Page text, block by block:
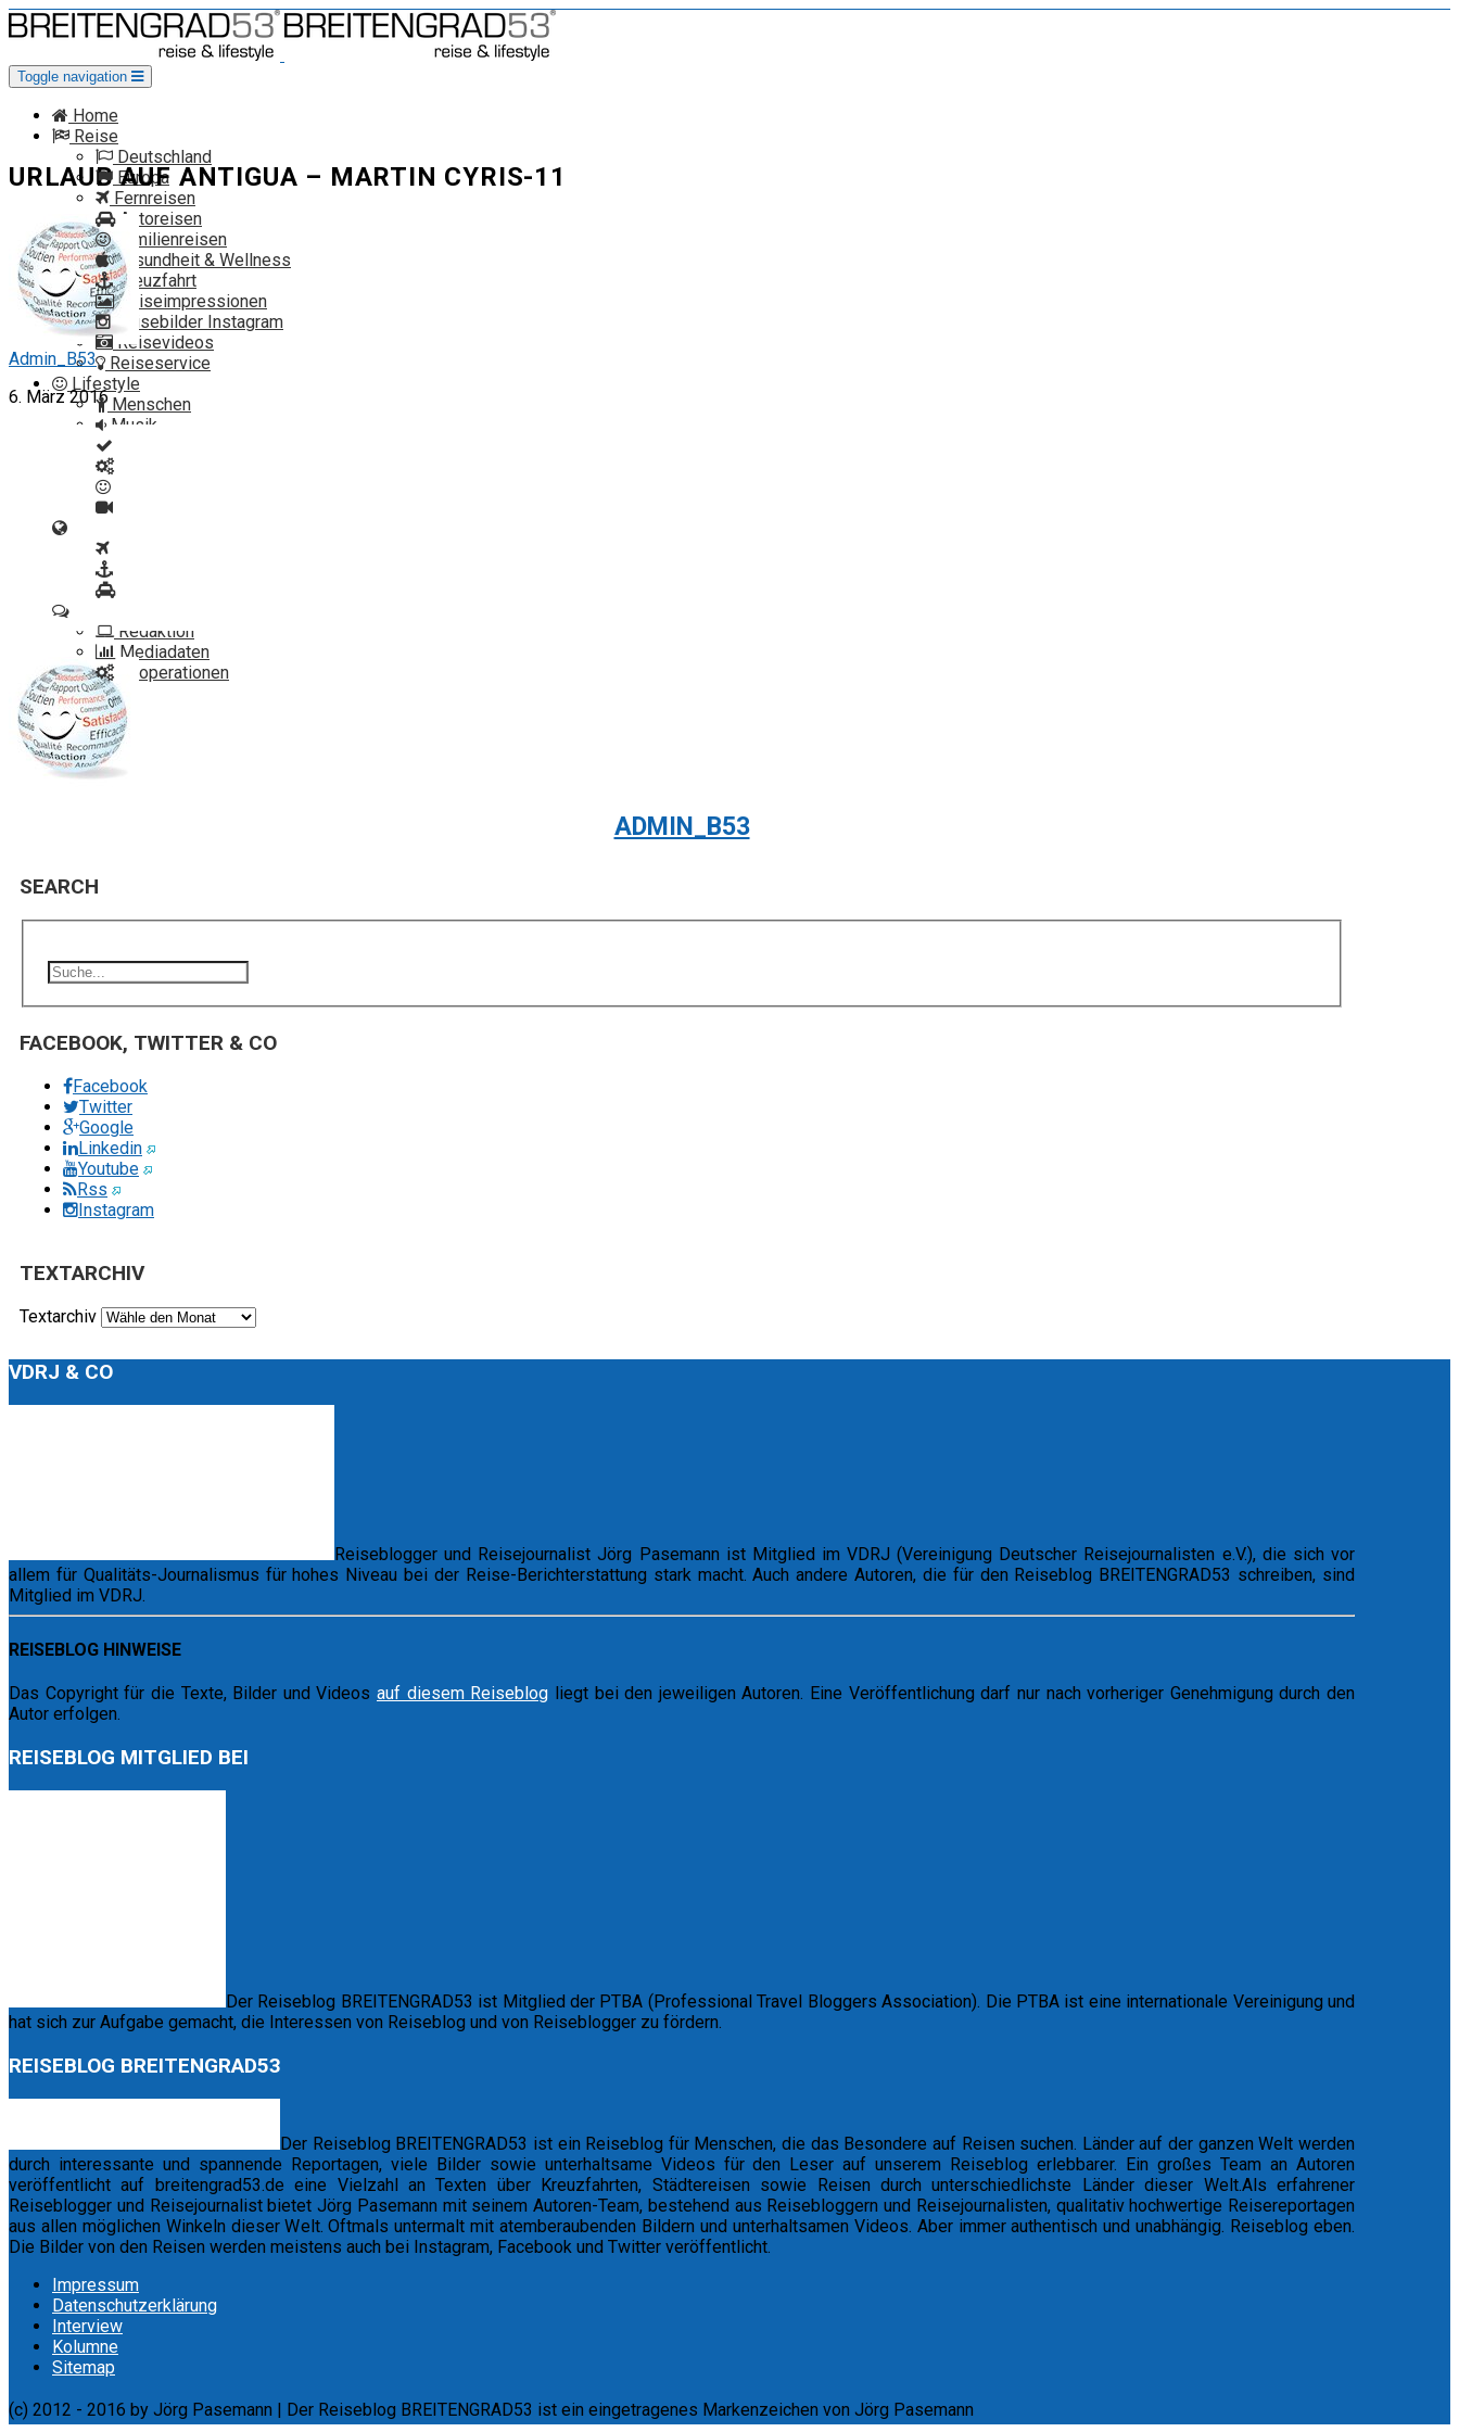
Toggle navigation
Home
Reise
Deutschland
Europa
Fernreisen
Autoreisen
Familienreisen
Gesundheit & Wellness
Kreuzfahrt
Reiseimpressionen
Reisebilder Instagram
Reisevideos
Reiseservice
Lifestyle
Menschen
Musik
Auto-News
Redaktion
Mediadaten
Kooperationen
URLAUB AUF ANTIGUA – MARTIN CYRIS-11
Admin_B53
6. März 2016
ADMIN_B53
SEARCH
FACEBOOK, TWITTER & CO
Facebook
Twitter
Google
Linkedin
Youtube
Rss
Instagram
TEXTARCHIV
Textarchiv
VDRJ & CO
Reiseblogger und Reisejournalist Jörg Pasemann ist Mitglied im VDRJ (Vereinigung Deutscher Reisejournalisten e.V.), die sich vor
allem für Qualitäts-Journalismus für hohes Niveau bei der Reise-Berichterstattung stark macht. Auch andere Autoren, die für den Reiseblog BREITENGRAD53 schreiben, sind
Mitglied im VDRJ.
REISEBLOG HINWEISE
Das Copyright für die Texte, Bilder und Videos auf diesem Reiseblog liegt bei den jeweiligen Autoren. Eine Veröffentlichung darf nur nach vorheriger Genehmigung durch den
Autor erfolgen.
REISEBLOG MITGLIED BEI
Der Reiseblog BREITENGRAD53 ist Mitglied der PTBA (Professional Travel Bloggers Association). Die PTBA ist eine internationale Vereinigung und
hat sich zur Aufgabe gemacht, die Interessen von Reiseblog und von Reiseblogger zu fördern.
REISEBLOG BREITENGRAD53
Der Reiseblog BREITENGRAD53 ist ein Reiseblog für Menschen, die das Besondere auf Reisen suchen. Länder auf der ganzen Welt werden
durch interessante und spannende Reportagen, viele Bilder sowie unterhaltsame Videos für den Leser auf unserem Reiseblog erlebbarer. Ein großes Team an Autoren
veröffentlicht auf breitengrad53.de eine Vielzahl an Texten über Kreuzfahrten, Städtereisen sowie Reisen durch unterschiedlichste Länder dieser Welt.Als erfahrener
Reiseblogger und Reisejournalist bietet Jörg Pasemann mit seinem Autoren-Team, bestehend aus Reisebloggern und Reisejournalisten, qualitativ hochwertige Reisereportagen
aus allen möglichen Winkeln dieser Welt. Oftmals untermalt mit atemberaubenden Bildern und unterhaltsamen Videos. Aber immer authentisch und unabhängig. Reiseblog eben.
Die Bilder von den Reisen werden meistens auch bei Instagram, Facebook und Twitter veröffentlicht.
Impressum
Datenschutzerklärung
Interview
Kolumne
Sitemap
(c) 2012 - 2016 by Jörg Pasemann | Der Reiseblog BREITENGRAD53 ist ein eingetragenes Markenzeichen von Jörg Pasemann